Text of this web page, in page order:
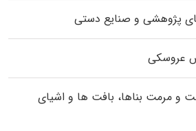
پژوهشی و صنایع دستی
عروسکی
و مرمت بناها، بافت‌ ها و اشیای